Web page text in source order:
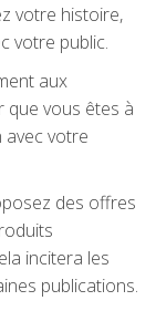
votre histoire,
votre public.
aux
que vous êtes à
avec votre
des offres
incitera les
publications.